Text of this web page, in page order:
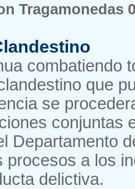
Tragamonedas
combatiendo
que
se
conjuntas
Departamento
procesos a los
delictiva.